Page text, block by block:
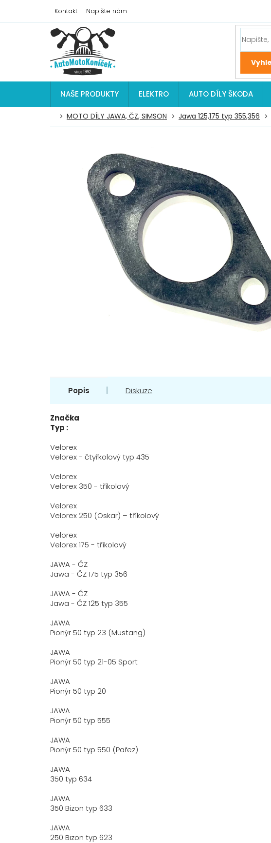
obsah
Kontakt Napište nám
NAŠE PRODUKTY ELEKTRO AUTO DÍLY ŠKODA
MOTO DÍLY JAWA, ČZ, SIMSON Jawa 125,175 typ 355,356
Popis Diskuze
Značka
Typ :
Velorex
Velorex - čtyřkolový typ 435
Velorex
Velorex 350 - tříkolový
Velorex
Velorex 250 (Oskar) – tříkolový
Velorex
Velorex 175 - tříkolový
JAWA - ČZ
Jawa - ČZ 175 typ 356
JAWA - ČZ
Jawa - ČZ 125 typ 355
JAWA
Pionýr 50 typ 23 (Mustang)
JAWA
Pionýr 50 typ 21-05 Sport
JAWA
Pionýr 50 typ 20
JAWA
Pionýr 50 typ 555
JAWA
Pionýr 50 typ 550 (Pařez)
JAWA
350 typ 634
JAWA
350 Bizon typ 633
JAWA
250 Bizon typ 623